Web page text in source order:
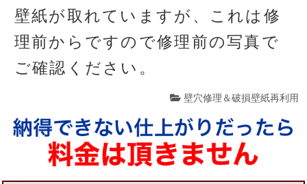
壁紙が取れていますが、これは修
理前からですので修理前の写真で
ご確認ください。
壁穴修理＆破損壁紙再利用